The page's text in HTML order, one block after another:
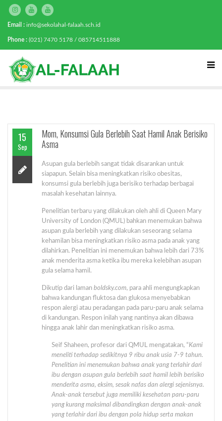
Email : info@sekolahal-falaah.sch.id
Phone : (021) 7470 5178 / 085714511888
15
Sep
Mom, Konsumsi Gula Berlebih Saat Hamil Anak Berisiko
Asma
Asupan gula berlebih sangat tidak disarankan untuk
siapapun. Selain bisa meningkatkan risiko obesitas,
konsumsi gula berlebih juga berisiko terhadap berbagai
masalah kesehatan lainnya.
Penelitian terbaru yang dilakukan oleh ahli di Queen Mary
University of London (QMUL) bahkan menemukan bahwa
asupan gula berlebih yang dilakukan seseorang selama
kehamilan bisa meningkatkan risiko asma pada anak yang
dilahirkan. Penelitian ini menemukan bahwa lebih dari 73%
anak menderita asma ketika ibu mereka kelebihan asupan
gula selama hamil.
Dikutip dari laman boldsky.com, para ahli mengungkapkan
bahwa kandungan fluktosa dan glukosa menyebabkan
respon alergi atau peradangan pada paru-paru anak selama
di kandungan. Respon inilah yang nantinya akan dibawa
hingga anak lahir dan meningkatkan risiko asma.
Seif Shaheen, profesor dari QMUL mengatakan, “Kami
meneliti terhadap sedikitnya 9 ribu anak usia 7-9 tahun.
Penelitian ini menemukan bahwa anak yang terlahir dari
ibu dengan asupan gula berlebih saat hamil lebih berisiko
menderita asma, eksim, sesak nafas dan alergi sejenisnya.
Anak-anak tersebut juga memiliki kesehatan paru-paru
yang kurang maksimal dibandingkan dengan anak-anak
yang terlahir dari ibu dengan pola hidup serta makan